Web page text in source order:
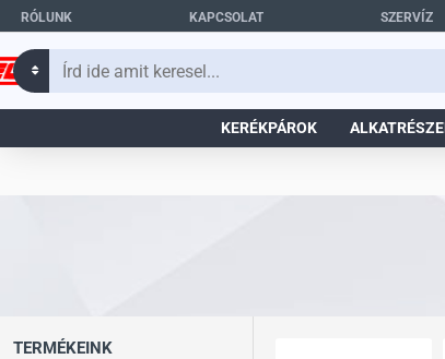
RÓLUNK KAPCSOLAT SZERVÍZ
Írd
KERÉKPÁROK
TERMÉKEINK